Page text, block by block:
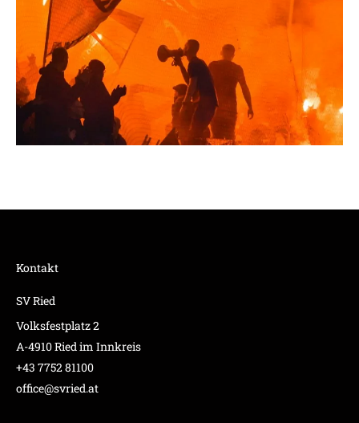
Kontakt
SV Ried
Volksfestplatz 2
A-4910 Ried im Innkreis
+43 7752 81100
office@svried.at